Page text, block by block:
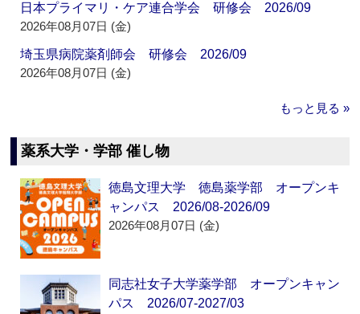
日本プライマリ・ケア連合学会 研修会 2026/09
2026年08月07日 (金)
埼玉県病院薬剤師会 研修会 2026/09
2026年08月07日 (金)
もっと見る »
薬系大学・学部 催し物
徳島文理大学 徳島薬学部 オープンキ
ャンパス 2026/08-2026/09
2026年08月07日 (金)
同志社女子大学薬学部 オープンキャン
パス 2026/07-2027/03